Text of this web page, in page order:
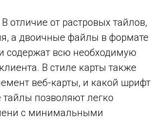
отличие от растровых тайлов,
а двоичные файлы в формате
содержат всю необходимую
В стиле карты также
веб-карты, и какой шрифт
позволяют легко
с минимальными